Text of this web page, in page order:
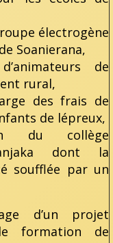
électrogène
Soanierana,
de
rural,
des frais de
de lépreux,
du collège
dont la
soufflée par un
d’un projet
formation de